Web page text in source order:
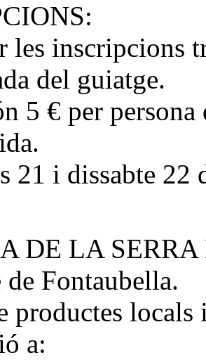
les inscripcions
del guiatge.
5 € per
21 i dissabte 22
DE LA
de Fontaubella.
productes
a: